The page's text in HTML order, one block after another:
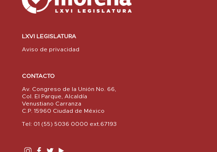
LXVI LEGISLATURA
Aviso de privacidad
CONTACTO
Av. Congreso de la Unión No. 66,
Col. El Parque, Alcaldía
Venustiano Carranza
C.P. 15960 Ciudad de México
Tel: 01 (55) 5036 0000 ext.67193